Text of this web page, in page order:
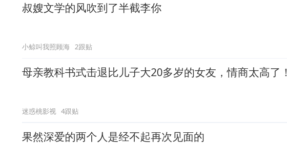
叔嫂文学的风吹到了半截李你
小鲸叫我照顾海 2跟贴
母亲教科书式击退比儿子大20多岁的女友，情商太高了！
迷惑桃影视 4跟贴
果然深爱的两个人是经不起再次见面的